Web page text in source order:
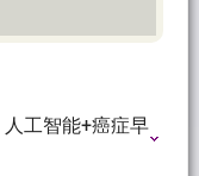
工智能+癌症早